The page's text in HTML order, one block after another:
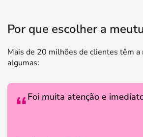
Por que escolher a
Mais de 20 milhões de clientes têm a
algumas:
Foi muita atenção e